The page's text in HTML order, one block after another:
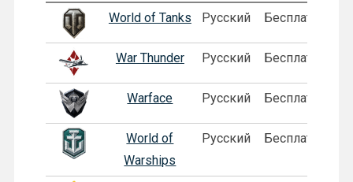
World of Tanks Русский Бесплатная
War Thunder Русский Бесплатная
Warface Русский Бесплатная
World of
Warships
Русский Бесплатная